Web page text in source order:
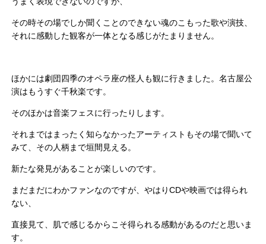
その時その場でしか聞くことのできない魂のこもった歌や演技、
それに感動した観客が一体となる感じがたまりません。
ほかには劇団四季のオペラ座の怪人も観に行きました。名古屋公
演はもうすぐ千秋楽です。
そのほかは音楽フェスに行ったりします。
それまではまったく知らなかったアーティストもその場で聞いて
みて、その人柄まで垣間見える。
新たな発見があることが楽しいのです。
まだまだにわかファンなのですが、やはりCDや映画では得られ
ない、
直接見て、肌で感じるからこそ得られる感動があるのだと思いま
す。